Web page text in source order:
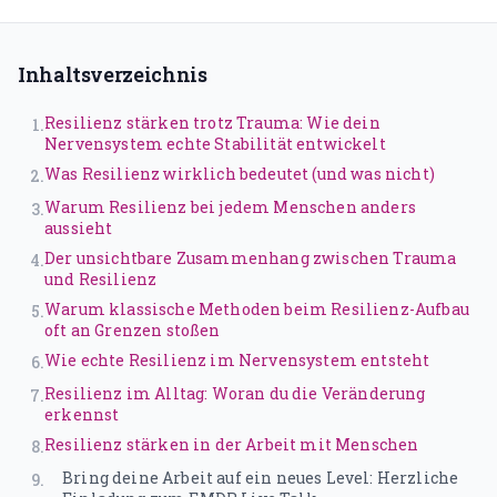
Traumatherapie (DeGPT)
Supervision
Dein Weg in deine Großartigkeit
Trauma und Lernen
Narrative
Traumasensibles Coaching
Du bist nicht kaputt (Aufzeichnung)
ÜBER UNS
Inhaltsverzeichnis
1.Resilienz stärken trotz Trauma: Wie dein
Nervensystem echte Stabilität entwickelt
2.Was Resilienz wirklich bedeutet (und was nicht)
3.Warum Resilienz bei jedem Menschen anders
aussieht
4.Der unsichtbare Zusammenhang zwischen Trauma
und Resilienz
5.Warum klassische Methoden beim Resilienz-Aufbau
oft an Grenzen stoßen
6.Wie echte Resilienz im Nervensystem entsteht
7.Resilienz im Alltag: Woran du die Veränderung
erkennst
8.Resilienz stärken in der Arbeit mit Menschen
9.
Bring deine Arbeit auf ein neues Level: Herzliche